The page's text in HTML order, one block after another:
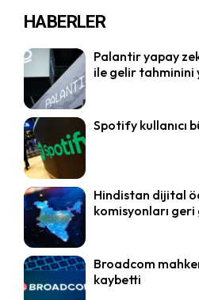
HABERLER
Palantir yapay
ile gelir tahminini
Spotify kullanıcı
Hindistan dijital
komisyonları
Broadcom
kaybetti